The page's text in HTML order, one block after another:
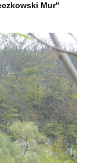
Mur"